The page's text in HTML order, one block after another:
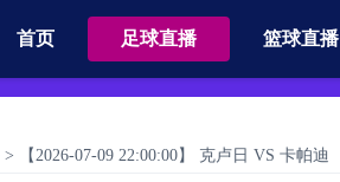
首页 足球直播 篮球直播
> 【2026-07-09 22:00:00】 克卢日 VS 卡帕迪